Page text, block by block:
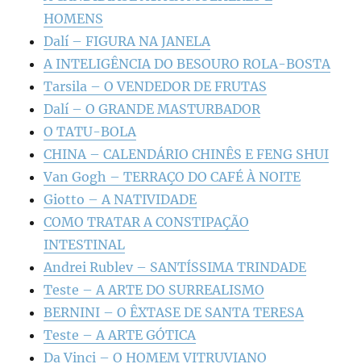
HOMENS
Dalí – FIGURA NA JANELA
A INTELIGÊNCIA DO BESOURO ROLA-BOSTA
Tarsila – O VENDEDOR DE FRUTAS
Dalí – O GRANDE MASTURBADOR
O TATU-BOLA
CHINA – CALENDÁRIO CHINÊS E FENG SHUI
Van Gogh – TERRAÇO DO CAFÉ À NOITE
Giotto – A NATIVIDADE
COMO TRATAR A CONSTIPAÇÃO
INTESTINAL
Andrei Rublev – SANTÍSSIMA TRINDADE
Teste – A ARTE DO SURREALISMO
BERNINI – O ÊXTASE DE SANTA TERESA
Teste – A ARTE GÓTICA
Da Vinci – O HOMEM VITRUVIANO